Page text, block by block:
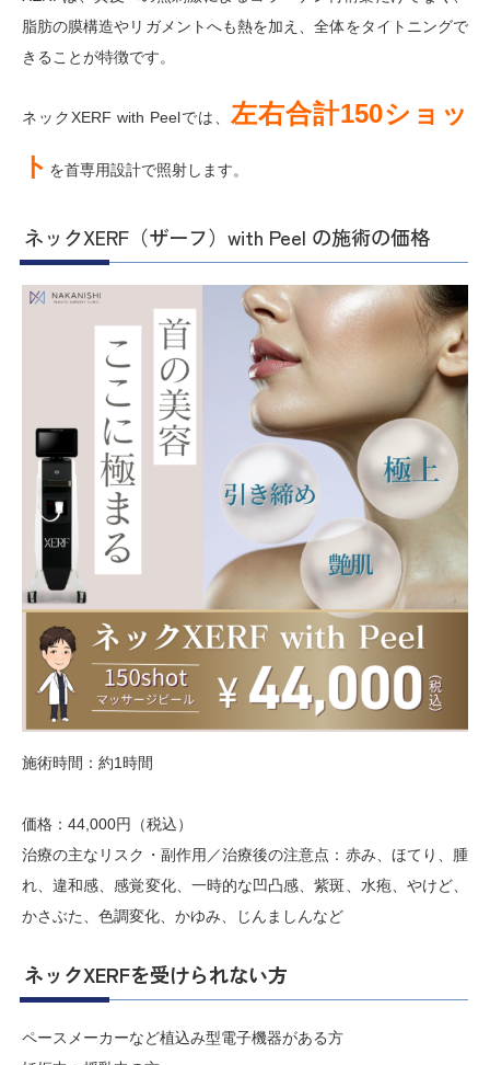
脂肪の膜構造やリガメントへも熱を加え、全体をタイトニングで
きることが特徴です。
ネックXERF with Peelでは、 左右合計150ショッ
ト を首専用設計で照射します。
ネックXERF（ザーフ）with Peel の施術の価格
施術時間：約1時間
価格：44,000円（税込）
治療の主なリスク・副作用／治療後の注意点：赤み、ほてり、腫
れ、違和感、感覚変化、一時的な凹凸感、紫斑、水疱、やけど、
かさぶた、色調変化、かゆみ、じんましんなど
ネックXERFを受けられない方
ペースメーカーなど植込み型電子機器がある方